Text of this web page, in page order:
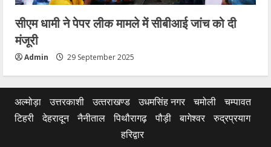
सीएम धामी ने पेपर लीक मामले में सीबीआई जांच को दी
मंजूरी
Admin 29 September 2025
अल्मोड़ा उत्तरकाशी उत्‍तराखण्‍ड उधमसिंह नगर चमोली
चम्पावत
टिहरी
देहरादून नैनीताल पिथौरागढ़ पौड़ी बागेश्वर
रुद्रप्रयाग
हरिद्वार